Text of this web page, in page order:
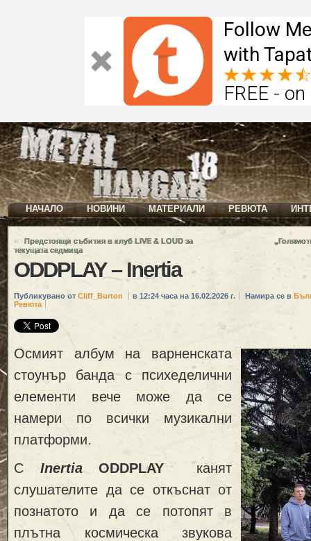
Follow
with
FREE -
НАЧАЛО НОВИНИ МАТЕРИАЛИ РЕВЮТА
«
Предстоящи събития в клуб LIVE & LOUD за
текущата седмица
ODDPLAY – Inertia
Публикувано от Cliff_Burton в 12:24 часа на 16.02.2026 г. Намира се в
Ревюта
Осмият албум на варненската
стоунър банда с психеделични
елементи вече може да се
намери по всички музикални
платформи.
С Inertia ODDPLAYканят
слушателите да се откъснат от
познатото и да се потопят в
плътна космическа звукова